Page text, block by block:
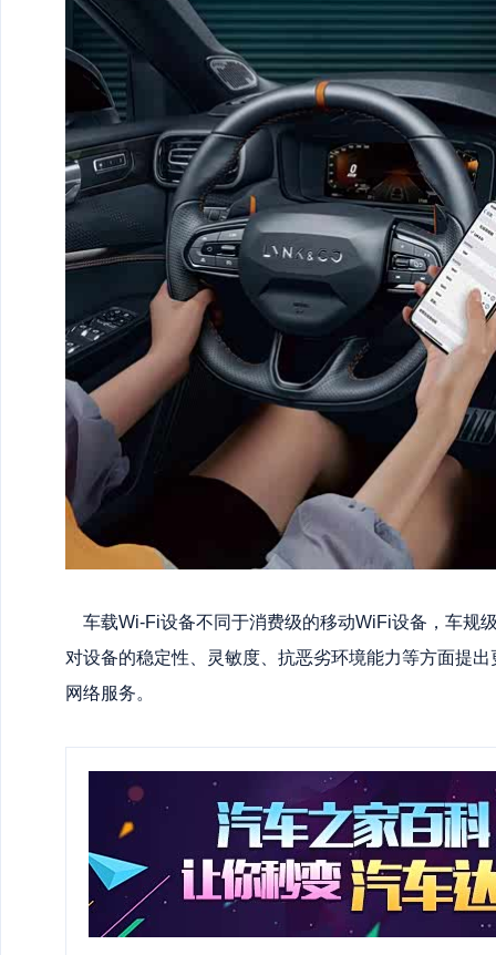
车载Wi-Fi设备不同于消费级的移动WiFi设备，车规
对设备的稳定性、灵敏度、抗恶劣环境能力等方面提
网络服务。